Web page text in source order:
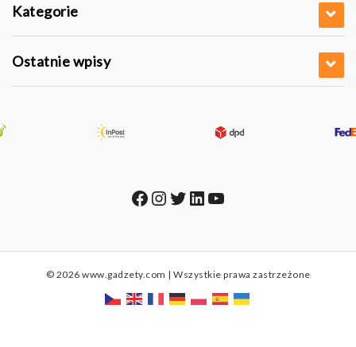
Kategorie
Ostatnie wpisy
Facebook
Instagram
Twitter
LinkedIn
YouTube
© 2026 www.gadzety.com | Wszystkie prawa zastrzeżone